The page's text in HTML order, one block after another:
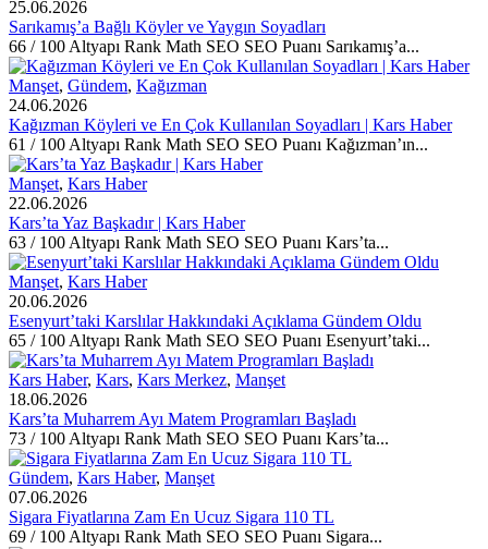
25.06.2026
Sarıkamış’a Bağlı Köyler ve Yaygın Soyadları
66 / 100 Altyapı Rank Math SEO SEO Puanı Sarıkamış’a...
Manşet, Gündem, Kağızman
24.06.2026
Kağızman Köyleri ve En Çok Kullanılan Soyadları | Kars Haber
61 / 100 Altyapı Rank Math SEO SEO Puanı Kağızman’ın...
Manşet, Kars Haber
22.06.2026
Kars’ta Yaz Başkadır | Kars Haber
63 / 100 Altyapı Rank Math SEO SEO Puanı Kars’ta...
Manşet, Kars Haber
20.06.2026
Esenyurt’taki Karslılar Hakkındaki Açıklama Gündem Oldu
65 / 100 Altyapı Rank Math SEO SEO Puanı Esenyurt’taki...
Kars Haber, Kars, Kars Merkez, Manşet
18.06.2026
Kars’ta Muharrem Ayı Matem Programları Başladı
73 / 100 Altyapı Rank Math SEO SEO Puanı Kars’ta...
Gündem, Kars Haber, Manşet
07.06.2026
Sigara Fiyatlarına Zam En Ucuz Sigara 110 TL
69 / 100 Altyapı Rank Math SEO SEO Puanı Sigara...